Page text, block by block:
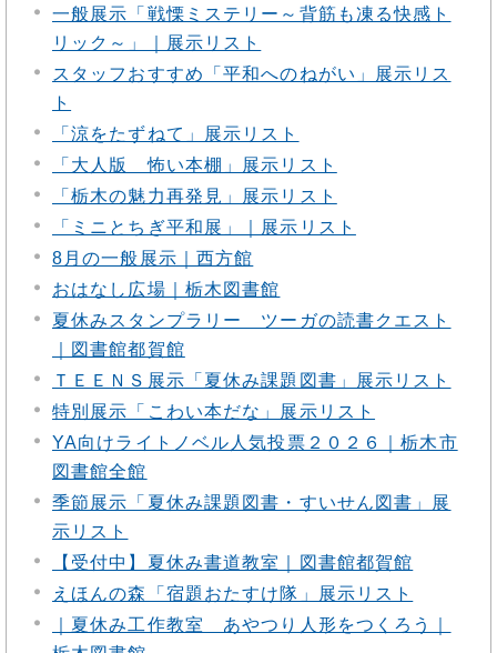
一般展示「戦慄ミステリー～背筋も凍る快感ト
リック～」｜展示リスト
スタッフおすすめ「平和へのねがい」展示リス
ト
「涼をたずねて」展示リスト
「大人版 怖い本棚」展示リスト
「栃木の魅力再発見」展示リスト
「ミニとちぎ平和展」｜展示リスト
8月の一般展示｜西方館
おはなし広場｜栃木図書館
夏休みスタンプラリー ツーガの読書クエスト
｜図書館都賀館
ＴＥＥＮＳ展示「夏休み課題図書」展示リスト
特別展示「こわい本だな」展示リスト
YA向けライトノベル人気投票２０２６｜栃木市
図書館全館
季節展示「夏休み課題図書・すいせん図書」展
示リスト
【受付中】夏休み書道教室｜図書館都賀館
えほんの森「宿題おたすけ隊」展示リスト
｜夏休み工作教室 あやつり人形をつくろう｜